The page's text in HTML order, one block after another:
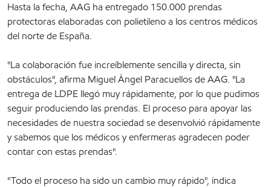
Hasta la fecha, AAG ha entregado 150.000 prendas
protectoras elaboradas con polietileno a los centros médicos
del norte de España.
"La colaboración fue increíblemente sencilla y directa, sin
obstáculos", afirma Miguel Ángel Paracuellos de AAG. "La
entrega de LDPE llegó muy rápidamente, por lo que pudimos
seguir produciendo las prendas. El proceso para apoyar las
necesidades de nuestra sociedad se desenvolvió rápidamente
y sabemos que los médicos y enfermeras agradecen poder
contar con estas prendas".
"Todo el proceso ha sido un cambio muy rápido", indica